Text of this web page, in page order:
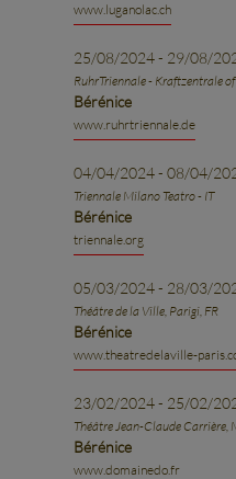
www.luganolac.ch
25/08/2024 - 29/08/
RuhrTriennale - Kraftzentrale
Bérénice
www.ruhrtriennale.de
04/04/2024 - 08/04/
Triennale Milano Teatro - IT
Bérénice
triennale.org
05/03/2024 - 28/03/
Théâtre de la Ville, Parigi, FR
Bérénice
www.theatredelaville-
23/02/2024 - 25/02/
Théâtre Jean-Claude Carrière,
Bérénice
www.domainedo.fr